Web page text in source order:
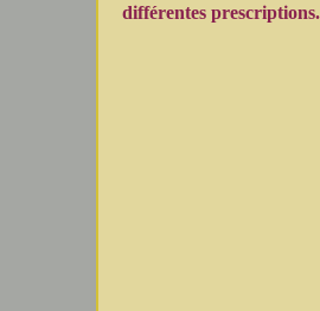
différentes prescriptions.